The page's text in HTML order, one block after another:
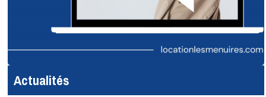
Actualités